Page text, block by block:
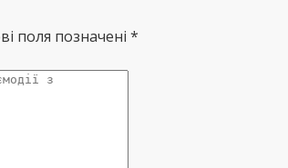
поля позначені *